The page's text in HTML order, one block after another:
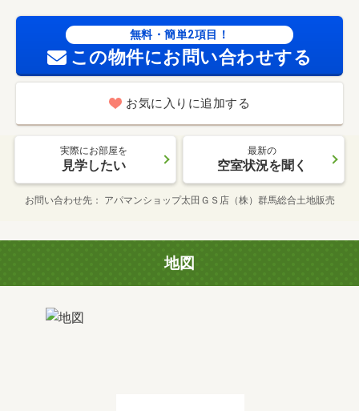
無料・簡単2項目！
この物件にお問い合わせする
お気に入りに追加する
実際にお部屋を
見学したい
最新の
空室状況を聞く
お問い合わせ先 アパマンショップ太田ＧＳ店（株）群馬総合土地販売
地図